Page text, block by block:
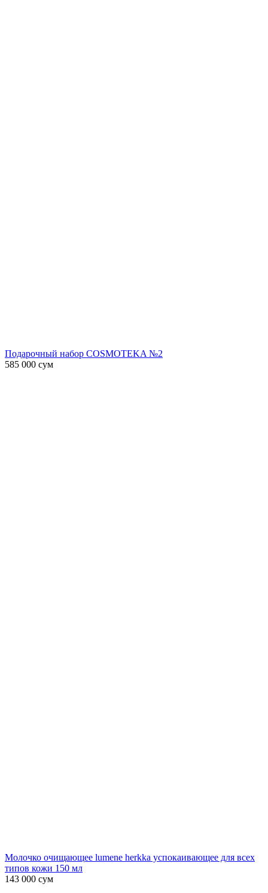
Подарочный набор COSMOTEKA №2
585 000 сум
Молочко очищающее lumene herkka успокаивающее для всех
типов кожи 150 мл
143 000 сум